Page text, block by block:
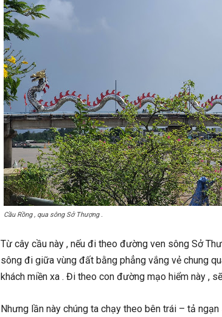
Cầu Rồng , qua sông Sở Thượng .
Từ cây cầu này , nếu đi theo đường ven sông Sở
sông đi giữa vùng đất bằng phẳng vắng vẻ chung
khách miền xa . Đi theo con đường mạo hiểm này ,
Nhưng lần này chúng ta chạy theo bên trái – tả